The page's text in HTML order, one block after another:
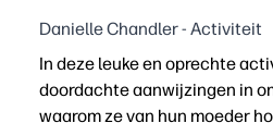
Danielle Chandler - Activiteit
In deze leuke en oprechte
doordachte aanwijzingen in
waarom ze van hun moeder